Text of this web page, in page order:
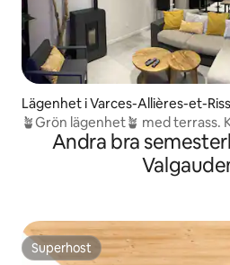
Lägenhet i Varces-Allières-et-
Andra bra
Superhost
Superhost